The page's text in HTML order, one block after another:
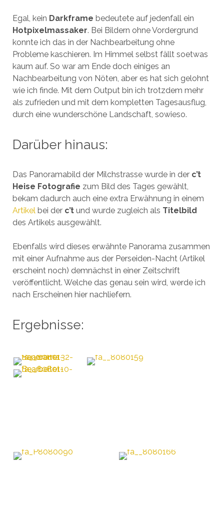
Egal, kein Darkframe bedeutete auf jedenfall ein
Hotpixelmassaker. Bei Bildern ohne Vordergrund
konnte ich das in der Nachbearbeitung ohne
Probleme kaschieren. Im Himmel selbst fällt soetwas
kaum auf. So war am Ende doch einiges an
Nachbearbeitung von Nöten, aber es hat sich gelohnt
wie ich finde. Mit dem Output bin ich trotzdem mehr
als zufrieden und mit dem kompletten Tagesausflug,
durch eine wunderschöne Landschaft, sowieso.
Darüber hinaus:
Das Panoramabild der Milchstrasse wurde in der c’t
Heise Fotografie zum Bild des Tages gewählt,
bekam dadurch auch eine extra Erwähnung in einem
Artikelbei der c’tund wurde zugleich als Titelbild
des Artikels ausgewählt.
Ebenfalls wird dieses erwähnte Panorama zusammen
mit einer Aufnahme aus der Perseiden-Nacht (Artikel
erscheint noch) demnächst in einer Zeitschrift
veröffentlicht. Welche das genau sein wird, werde ich
nach Erscheinen hier nachliefern.
Ergebnisse: